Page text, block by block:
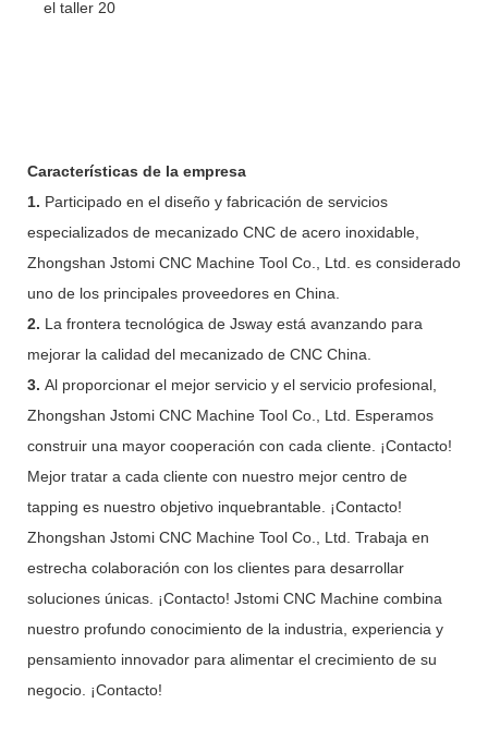
Características de la empresa
1. Participado en el diseño y fabricación de servicios
especializados de mecanizado CNC de acero inoxidable,
Zhongshan Jstomi CNC Machine Tool Co., Ltd. es considerado
uno de los principales proveedores en China.
2. La frontera tecnológica de Jsway está avanzando para
mejorar la calidad del mecanizado de CNC China.
3. Al proporcionar el mejor servicio y el servicio profesional,
Zhongshan Jstomi CNC Machine Tool Co., Ltd. Esperamos
construir una mayor cooperación con cada cliente. ¡Contacto!
Mejor tratar a cada cliente con nuestro mejor centro de
tapping es nuestro objetivo inquebrantable. ¡Contacto!
Zhongshan Jstomi CNC Machine Tool Co., Ltd. Trabaja en
estrecha colaboración con los clientes para desarrollar
soluciones únicas. ¡Contacto! Jstomi CNC Machine combina
nuestro profundo conocimiento de la industria, experiencia y
pensamiento innovador para alimentar el crecimiento de su
negocio. ¡Contacto!